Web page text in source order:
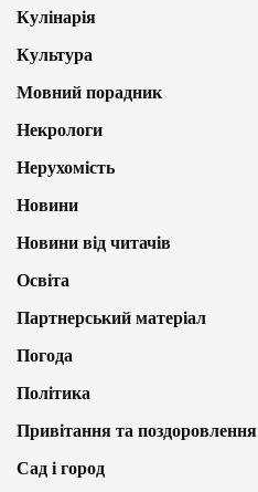
Кулінарія
Культура
Мовний порадник
Некрологи
Нерухомість
Новини
Новини від читачів
Освіта
Партнерський матеріал
Погода
Політика
Привітання та поздоровлення
Сад і город